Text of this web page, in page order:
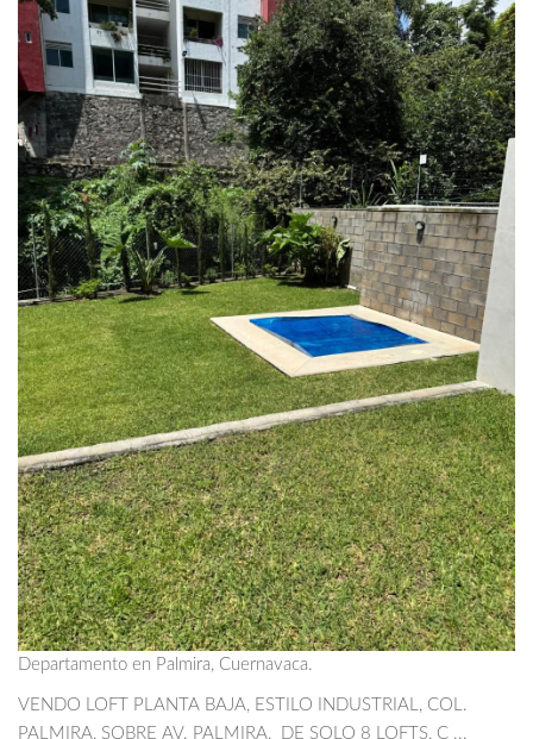
Departamento en Palmira, Cuernavaca.
VENDO LOFT PLANTA BAJA, ESTILO INDUSTRIAL, COL.
PALMIRA, SOBRE AV. PALMIRA, DE SOLO 8 LOFTS, C ...